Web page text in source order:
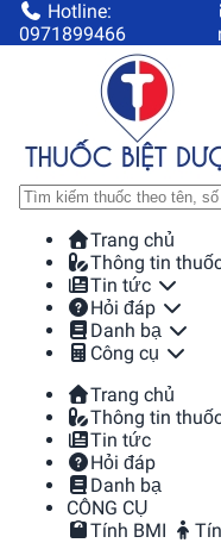
Hotline:
0971899466
Trang chủ
Thông tin
Tin tức
Hỏi đáp
Danh bạ
Công cụ
Trang chủ
Thông tin
Tin tức
Hỏi đáp
Danh bạ
CÔNG CỤ
Tính BMI